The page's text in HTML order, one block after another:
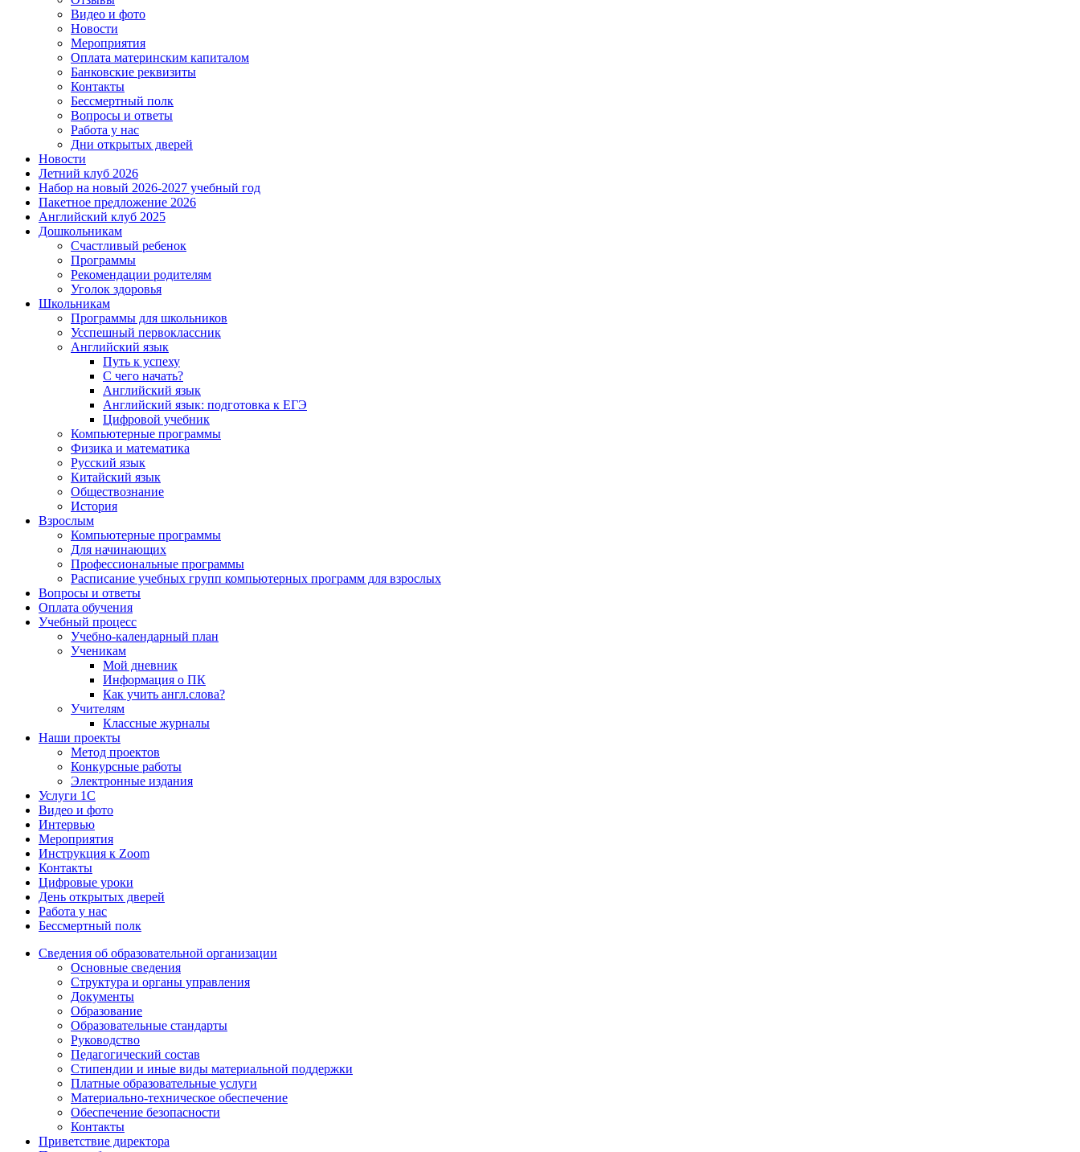
Видео и фото
Новости
Мероприятия
Оплата материнским капиталом
Банковские реквизиты
Контакты
Бессмертный полк
Вопросы и ответы
Работа у нас
Дни открытых дверей
Новости
Летний клуб 2026
Набор на новый 2026-2027 учебный год
Пакетное предложение 2026
Английский клуб 2025
Дошкольникам
Счастливый ребенок
Программы
Рекомендации родителям
Уголок здоровья
Школьникам
Программы для школьников
Усспешный первоклассник
Английский язык
Путь к успеху
С чего начать?
Английский язык
Английский язык: подготовка к ЕГЭ
Цифровой учебник
Компьютерные программы
Физика и математика
Русский язык
Китайский язык
Обществознание
История
Взрослым
Компьютерные программы
Для начинающих
Профессиональные программы
Расписание учебных групп компьютерных программ для взрослых
Вопросы и ответы
Оплата обучения
Учебный процесс
Учебно-календарный план
Ученикам
Мой дневник
Информация о ПК
Как учить англ.слова?
Учителям
Классные журналы
Наши проекты
Метод проектов
Конкурсные работы
Электронные издания
Услуги 1C
Видео и фото
Интервью
Мероприятия
Инструкция к Zoom
Контакты
Цифровые уроки
День открытых дверей
Работа у нас
Бессмертный полк
Сведения об образовательной организации
Основные сведения
Структура и органы управления
Документы
Образование
Образовательные стандарты
Руководство
Педагогический состав
Стипендии и иные виды материальной поддержки
Платные образовательные услуги
Материально-техническое обеспечение
Обеспечение безопасности
Контакты
Приветствие директора